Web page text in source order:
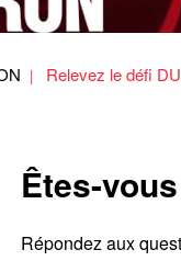
Relevez le défi
Êtes-
Répondez aux